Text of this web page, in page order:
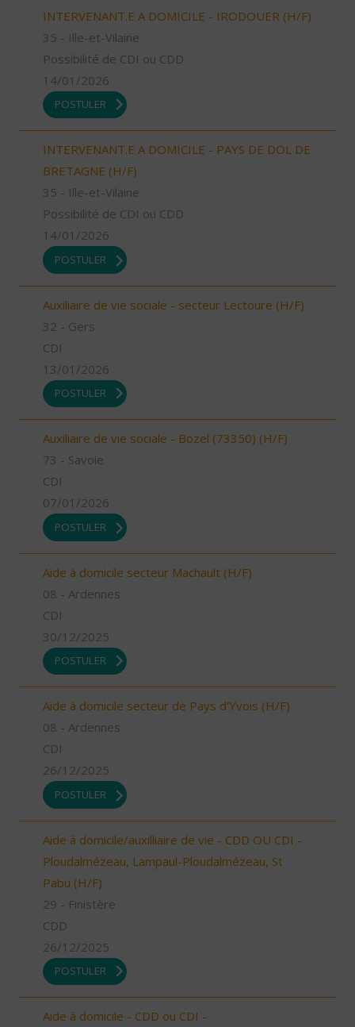
INTERVENANT.E A DOMICILE - IRODOUER (H/F)
35 - Ille-et-Vilaine
Possibilité de CDI ou CDD
14/01/2026
POSTULER
INTERVENANT.E A DOMICILE - PAYS DE DOL DE
BRETAGNE (H/F)
35 - Ille-et-Vilaine
Possibilité de CDI ou CDD
14/01/2026
POSTULER
Auxiliaire de vie sociale - secteur Lectoure (H/F)
32 - Gers
CDI
13/01/2026
POSTULER
Auxiliaire de vie sociale - Bozel (73350) (H/F)
73 - Savoie
CDI
07/01/2026
POSTULER
Aide à domicile secteur Machault (H/F)
08 - Ardennes
CDI
30/12/2025
POSTULER
Aide à domicile secteur de Pays d'Yvois (H/F)
08 - Ardennes
CDI
26/12/2025
POSTULER
Aide à domicile/auxilliaire de vie - CDD OU CDI -
Ploudalmézeau, Lampaul-Ploudalmézeau, St
Pabu (H/F)
29 - Finistère
CDD
26/12/2025
POSTULER
Aide à domicile - CDD ou CDI -